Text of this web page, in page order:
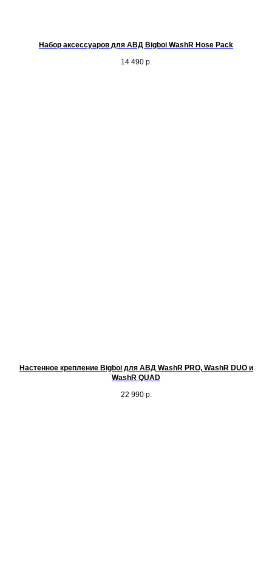
Набор аксессуаров для АВД Bigboi WashR Hose Pack
14 490 р.
Настенное крепление Bigboi для АВД WashR PRO, WashR DUO и
WashR QUAD
22 990 р.